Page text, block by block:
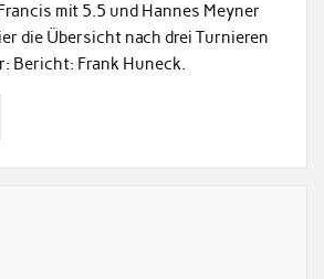
mit 5.5 und Hannes Meyner
die Übersicht nach drei Turnieren
Bericht: Frank Huneck.